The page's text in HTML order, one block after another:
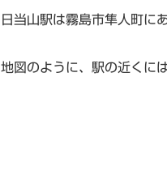
日当山駅は霧島市隼人町に
地図のように、駅の近くに